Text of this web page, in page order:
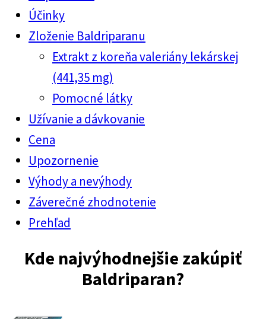
Účinky
Zloženie Baldriparanu
Extrakt z koreňa valeriány lekárskej
(441,35 mg)
Pomocné látky
Užívanie a dávkovanie
Cena
Upozornenie
Výhody a nevýhody
Záverečné zhodnotenie
Prehľad
Kde najvýhodnejšie zakúpiť
Baldriparan?